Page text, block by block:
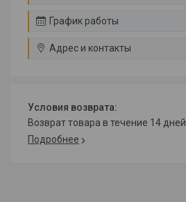
График работы
Адрес и контакты
возврат товара в течение 14 дней
Подробнее